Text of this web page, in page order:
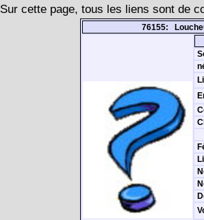
Sur cette page, tous les liens sont de
76155: